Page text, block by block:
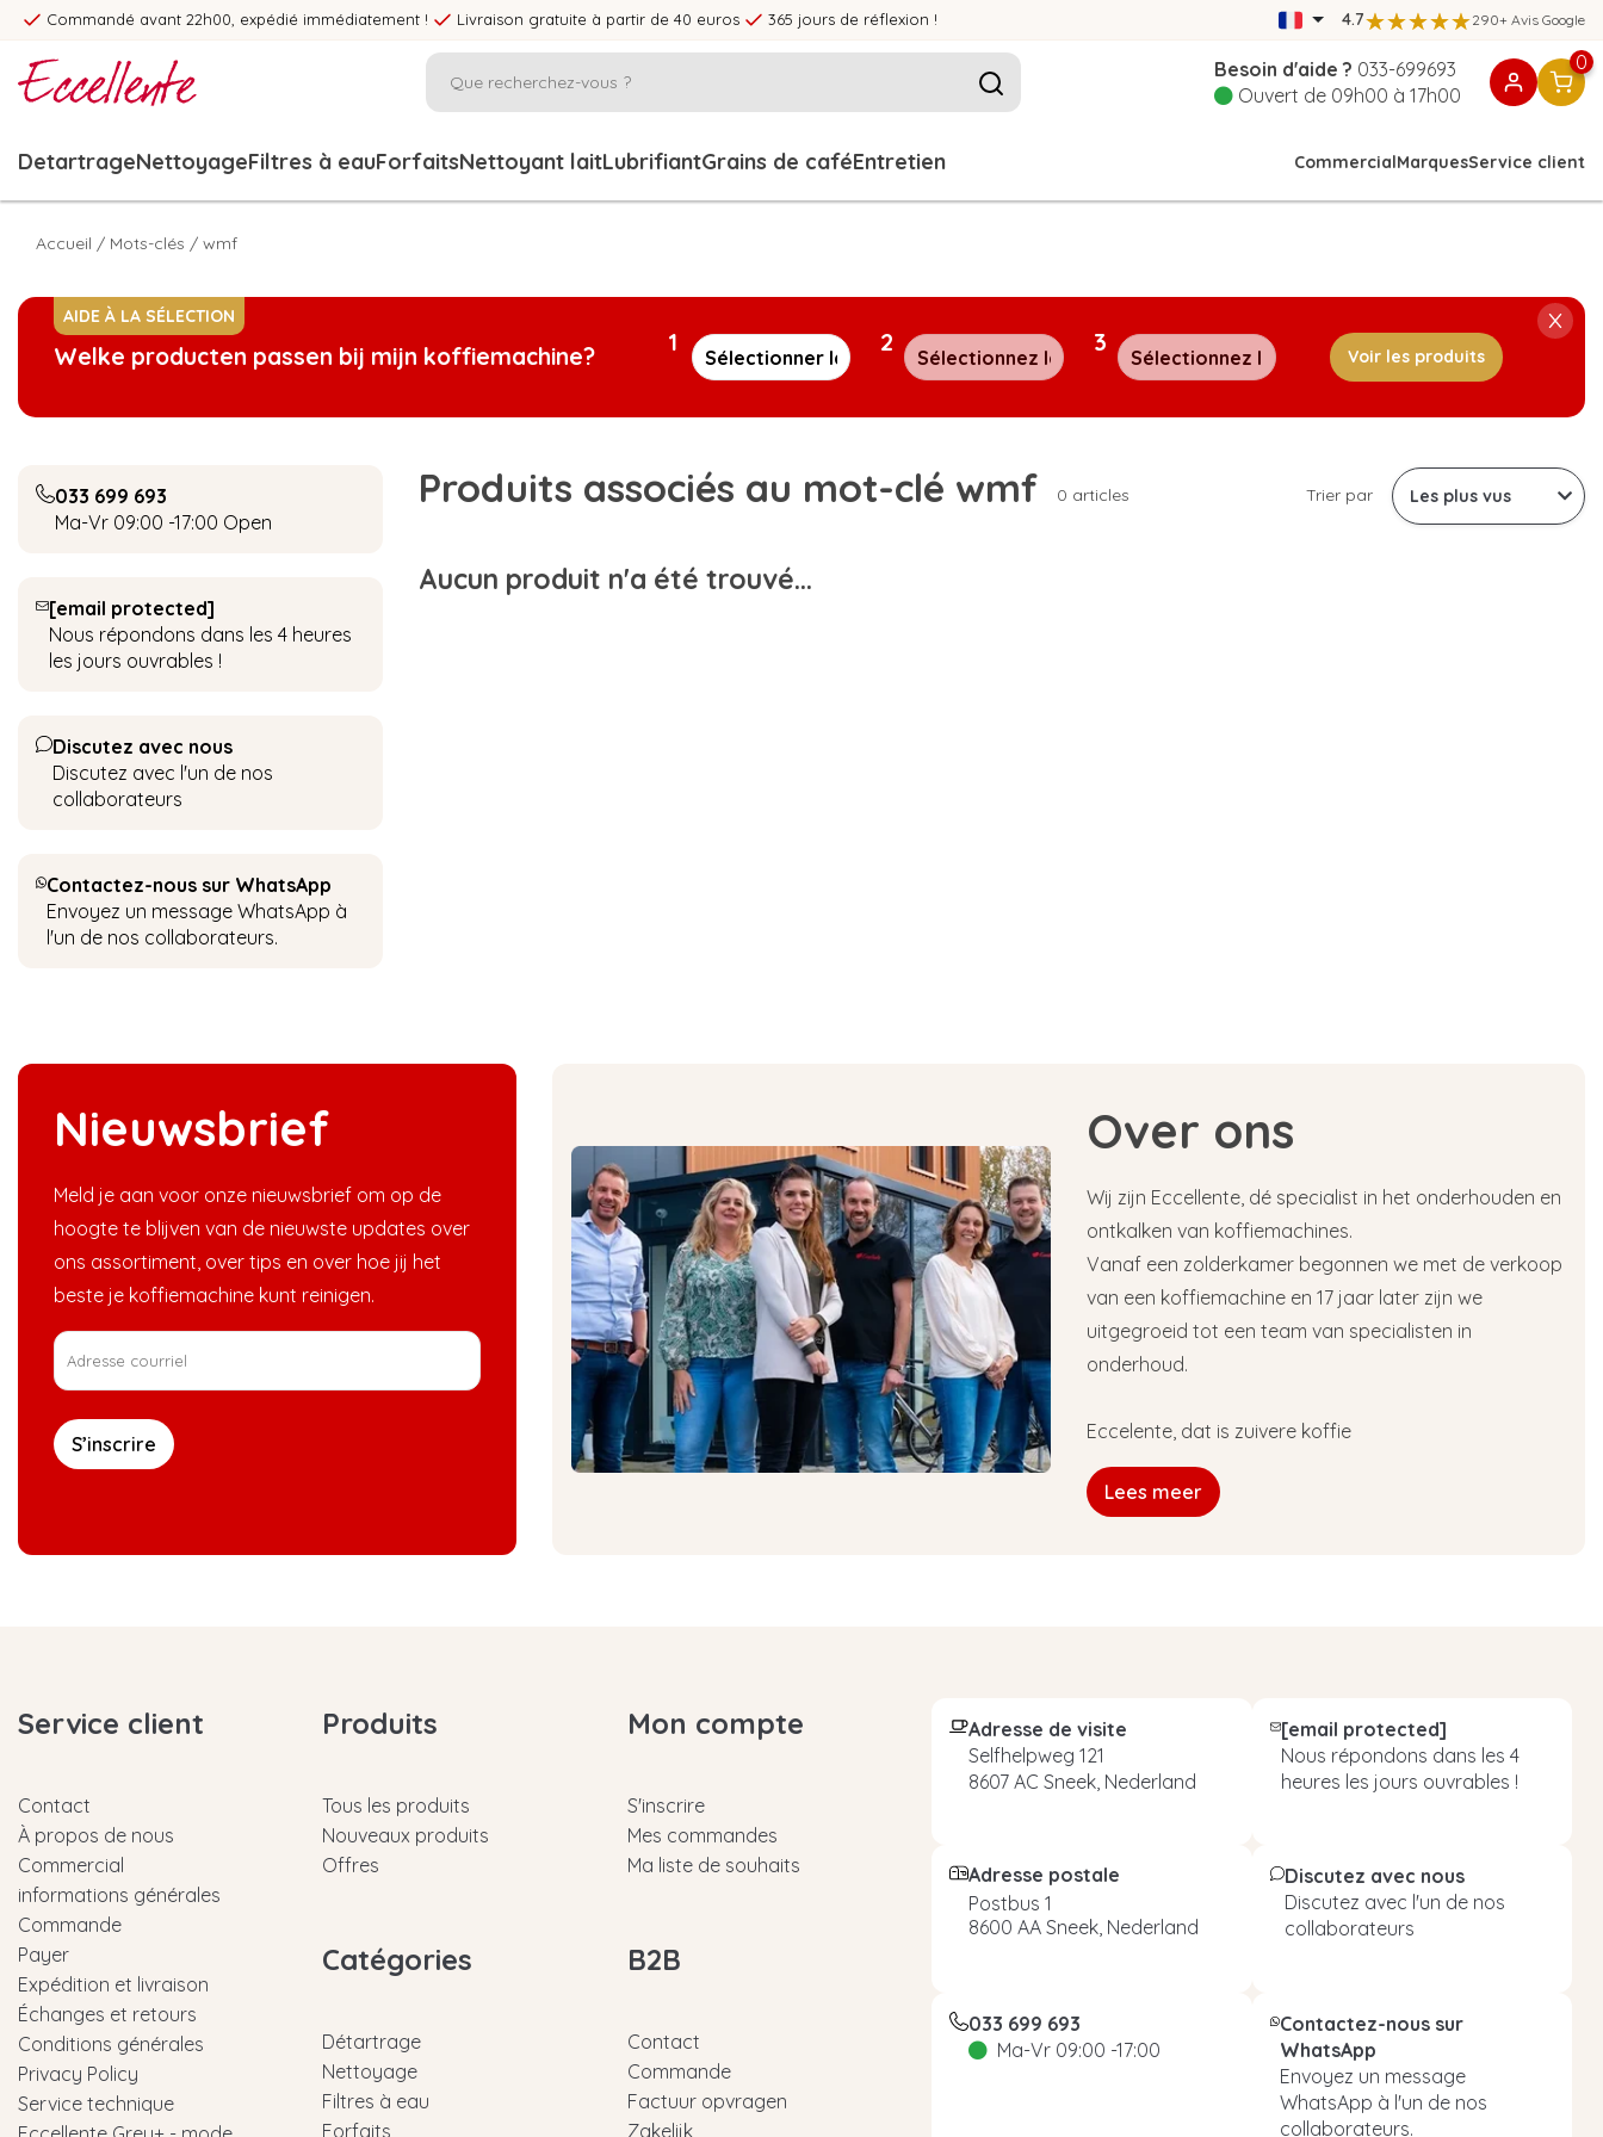
Commandé avant 22h00, expédié immédiatement ! Livraison gratuite à partir de 40 euros 365 jours de réflexion ! 4.7 290+ Avis Google
Besoin d'aide ? 033-699693
Ouvert de 09h00 à 17h00
0
DetartrageNettoyageFiltres à eauForfaitsNettoyant laitLubrifiantGrains de caféEntretien CommercialMarquesService client
Accueil / Mots-clés / wmf
AIDE À LA SÉLECTION
Welke producten passen bij mijn koffiemachine? 1 2 3 Voir les produits
033 699 693
Ma-Vr 09:00 -17:00 Open
[email protected]
Nous répondons dans les 4 heures
les jours ouvrables !
Discutez avec nous
Discutez avec l'un de nos
collaborateurs
Contactez-nous sur WhatsApp
Envoyez un message WhatsApp à
l'un de nos collaborateurs.
Produits associés au mot-clé wmf 0 articles Trier par
Aucun produit n'a été trouvé...
Nieuwsbrief
Meld je aan voor onze nieuwsbrief om op de
hoogte te blijven van de nieuwste updates over
ons assortiment, over tips en over hoe jij het
beste je koffiemachine kunt reinigen.
S’inscrire
Over ons
Wij zijn Eccellente, dé specialist in het onderhouden en
ontkalken van koffiemachines.
Vanaf een zolderkamer begonnen we met de verkoop
van een koffiemachine en 17 jaar later zijn we
uitgegroeid tot een team van specialisten in
onderhoud.
Eccelente, dat is zuivere koffie
Lees meer
Service client
Contact
À propos de nous
Commercial
informations générales
Commande
Payer
Expédition et livraison
Échanges et retours
Conditions générales
Privacy Policy
Service technique
Produits
Tous les produits
Nouveaux produits
Offres
Catégories
Détartrage
Nettoyage
Filtres à eau
Forfaits
Mon compte
S'inscrire
Mes commandes
Ma liste de souhaits
B2B
Contact
Commande
Factuur opvragen
Zakelijk
Adresse de visite
Selfhelpweg 121
8607 AC Sneek, Nederland
[email protected]
Nous répondons dans les 4
heures les jours ouvrables !
Adresse postale
Postbus 1
8600 AA Sneek, Nederland
Discutez avec nous
Discutez avec l'un de nos
collaborateurs
033 699 693
Ma-Vr 09:00 -17:00
Contactez-nous sur
WhatsApp
Envoyez un message
WhatsApp à l'un de nos
collaborateurs.